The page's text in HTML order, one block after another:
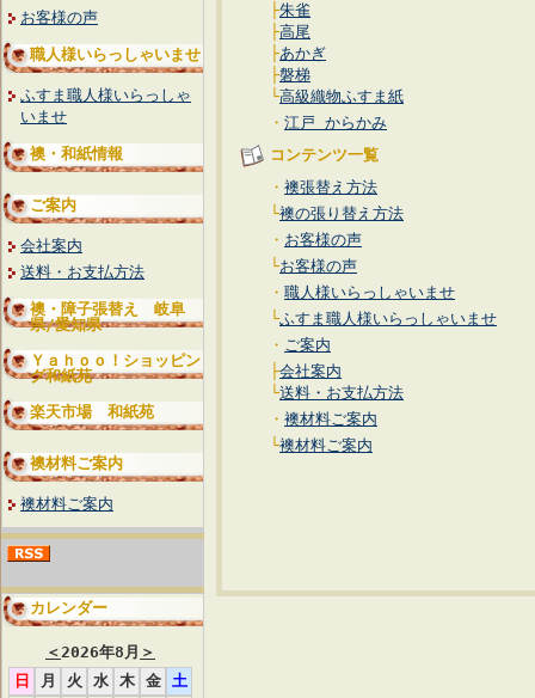
お客様の声
職人様いらっしゃいませ
ふすま職人様いらっしゃ
いませ
襖・和紙情報
ご案内
会社案内
送料・お支払方法
襖・障子張替え 岐阜
県/愛知県
Ｙａｈｏｏ！ショッピン
グ和紙苑
楽天市場 和紙苑
襖材料ご案内
襖材料ご案内
カレンダー
＜2026年8月 ＞
日
月 火 水 木 金 土
├朱雀
├高尾
├あかぎ
├磐梯
└高級織物ふすま紙
・ 江戸 からかみ
コンテンツ一覧
・ 襖張替え方法
└襖の張り替え方法
・ お客様の声
└お客様の声
・ 職人様いらっしゃいませ
└ふすま職人様いらっしゃいませ
・ ご案内
├会社案内
└送料・お支払方法
・ 襖材料ご案内
└襖材料ご案内